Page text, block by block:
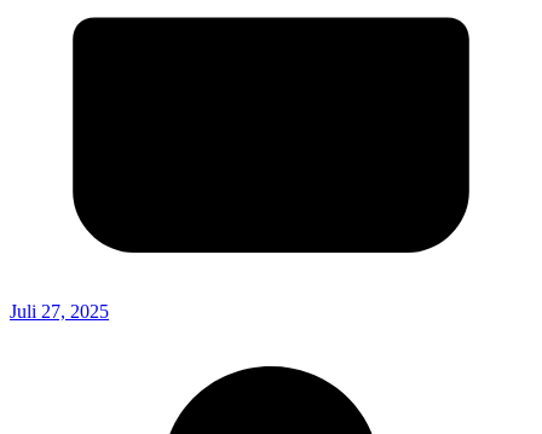
Juli 27, 2025